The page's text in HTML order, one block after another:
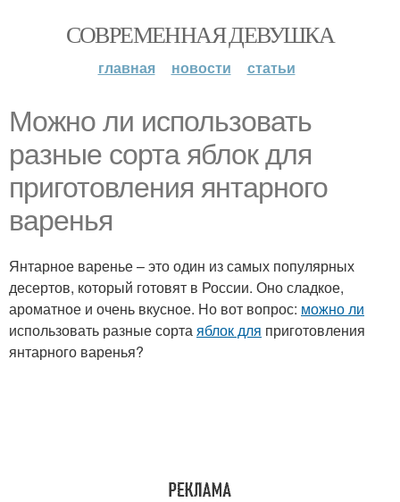
СОВРЕМЕННАЯ ДЕВУШКА
главная новости статьи
Можно ли использовать
разные сорта яблок для
приготовления янтарного
варенья
Янтарное варенье – это один из самых популярных
десертов, который готовят в России. Оно сладкое,
ароматное и очень вкусное. Но вот вопрос: можно ли
использовать разные сортаяблок для приготовления
янтарного варенья?